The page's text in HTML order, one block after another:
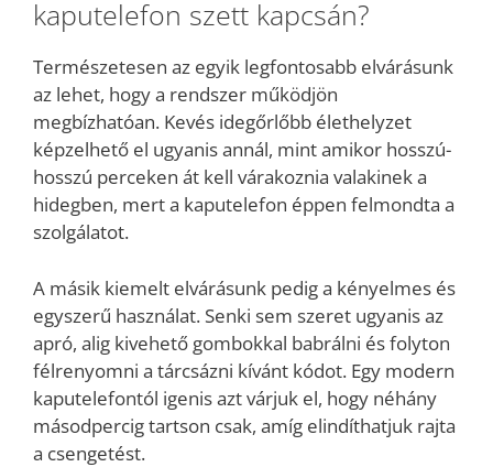
kaputelefon szett kapcsán?
Természetesen az egyik legfontosabb elvárásunk
az lehet, hogy a rendszer működjön
megbízhatóan. Kevés idegőrlőbb élethelyzet
képzelhető el ugyanis annál, mint amikor hosszú-
hosszú perceken át kell várakoznia valakinek a
hidegben, mert a kaputelefon éppen felmondta a
szolgálatot.
A másik kiemelt elvárásunk pedig a kényelmes és
egyszerű használat. Senki sem szeret ugyanis az
apró, alig kivehető gombokkal babrálni és folyton
félrenyomni a tárcsázni kívánt kódot. Egy modern
kaputelefontól igenis azt várjuk el, hogy néhány
másodpercig tartson csak, amíg elindíthatjuk rajta
a csengetést.